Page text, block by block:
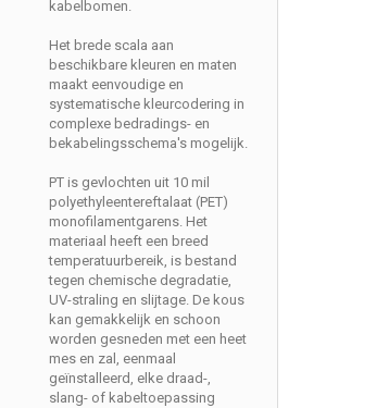
kabelbomen.
Het brede scala aan
beschikbare kleuren en maten
maakt eenvoudige en
systematische kleurcodering in
complexe bedradings- en
bekabelingsschema's mogelijk.
PT is gevlochten uit 10 mil
polyethyleentereftalaat (PET)
monofilamentgarens. Het
materiaal heeft een breed
temperatuurbereik, is bestand
tegen chemische degradatie,
UV-straling en slijtage. De kous
kan gemakkelijk en schoon
worden gesneden met een heet
mes en zal, eenmaal
geïnstalleerd, elke draad-,
slang- of kabeltoepassing